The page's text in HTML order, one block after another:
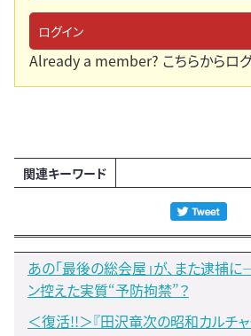
ログイン
Already a member? こちらからロ
関連キーワード
あの「最後の総会屋」が、また逮捕
ン控えた実質“予防拘禁”？
＜復活!!＞『田沢竜次の昭和カルチャ